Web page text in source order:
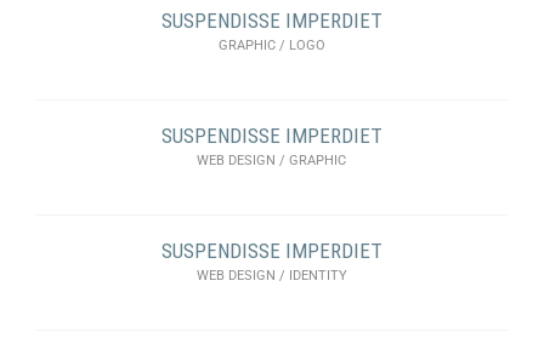
SUSPENDISSE IMPERDIET
GRAPHIC / LOGO
SUSPENDISSE IMPERDIET
WEB DESIGN / GRAPHIC
SUSPENDISSE IMPERDIET
WEB DESIGN / IDENTITY